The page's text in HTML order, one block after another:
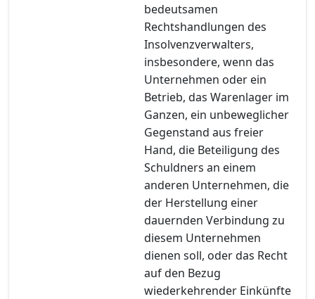
bedeutsamen
Rechtshandlungen des
Insolvenzverwalters,
insbesondere, wenn das
Unternehmen oder ein
Betrieb, das Warenlager im
Ganzen, ein unbeweglicher
Gegenstand aus freier
Hand, die Beteiligung des
Schuldners an einem
anderen Unternehmen, die
der Herstellung einer
dauernden Verbindung zu
diesem Unternehmen
dienen soll, oder das Recht
auf den Bezug
wiederkehrender Einkünfte